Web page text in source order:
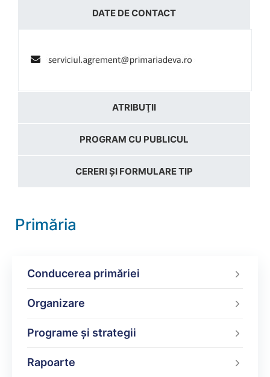
DATE DE CONTACT
ATRIBUŢII
PROGRAM CU PUBLICUL
CERERI ȘI FORMULARE TIP
Primăria
Conducerea primăriei
Organizare
Programe şi strategii
Rapoarte